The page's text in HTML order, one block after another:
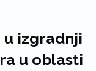
u izgradnji
u oblasti